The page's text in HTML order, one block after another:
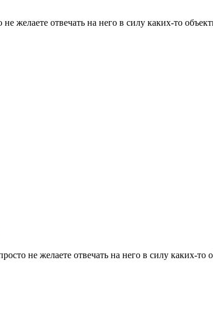
желаете отвечать на него в силу каких-то
не желаете отвечать на него в силу каких-то